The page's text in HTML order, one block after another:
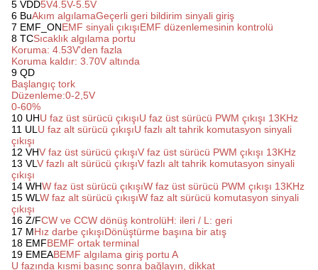
5 VDD5V4.5V-5.5V
6 BuAkım algılamaGeçerli geri bildirim sinyali giriş
7 EMF_ONEMF sinyali çıkışıEMF düzenlemesinin kontrolü
8 TCSıcaklık algılama portu
Koruma: 4.53V'den fazla
Koruma kaldır: 3.70V altında
9 QD
Başlangıç tork
Düzenleme:0-2,5V
0-60%
10 UHU faz üst sürücü çıkışıU faz üst sürücü PWM çıkışı 13KHz
11 UL U faz alt sürücü çıkışıU fazlı alt tahrik komutasyon sinyali
çıkışı
12 VHV faz üst sürücü çıkışıV faz üst sürücü PWM çıkışı 13KHz
13 VL V fazlı alt sürücü çıkışıV fazlı alt tahrik komutasyon sinyali
çıkışı
14 WHW faz üst sürücü çıkışıW faz üst sürücü PWM çıkışı 13KHz
15 WL W faz alt sürücü çıkışıW faz alt sürücü komutasyon sinyali
çıkışı
16 Z/FCW ve CCW dönüş kontrolüH: ileri / L: geri
17 MHız darbe çıkışıDönüştürme başına bir atış
18 EMFBEMF ortak terminal
19 EMEABEMF algılama giriş portu A
U fazında kısmi basınç sonra bağlayın, dikkat